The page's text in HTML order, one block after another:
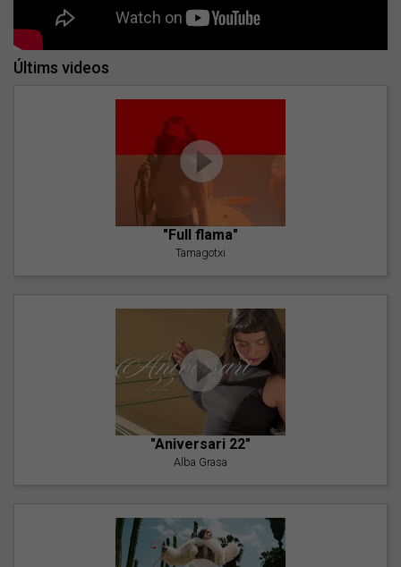
Últims videos
"Full flama"
Tamagotxi
"Aniversari 22"
Alba Grasa